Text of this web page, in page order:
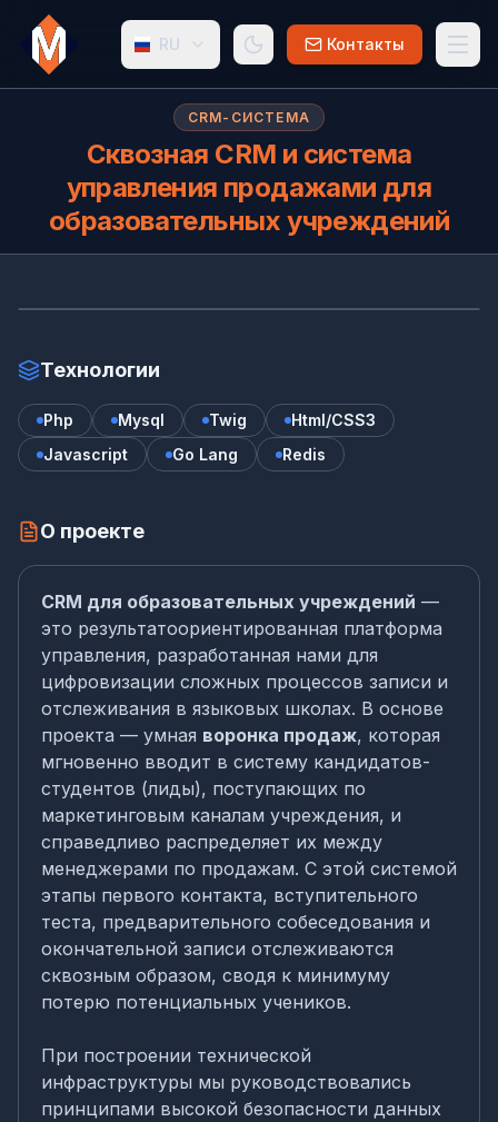
RU Контакты
CRM-СИСТЕМА
Сквозная CRM и система
управления продажами для
образовательных учреждений
Ск
Технологии
Php Mysql Twig
Html/CSS3
Javascript
Go Lang Redis
О проекте
CRM для образовательных учреждений —
это результатоориентированная платформа
управления, разработанная нами для
цифровизации сложных процессов записи и
отслеживания в языковых школах. В основе
проекта — умная воронка продаж, которая
мгновенно вводит в систему кандидатов-
студентов (лиды), поступающих по
маркетинговым каналам учреждения, и
справедливо распределяет их между
менеджерами по продажам. С этой системой
этапы первого контакта, вступительного
теста, предварительного собеседования и
окончательной записи отслеживаются
сквозным образом, сводя к минимуму
потерю потенциальных учеников.
При построении технической
инфраструктуры мы руководствовались
принципами высокой безопасности данных